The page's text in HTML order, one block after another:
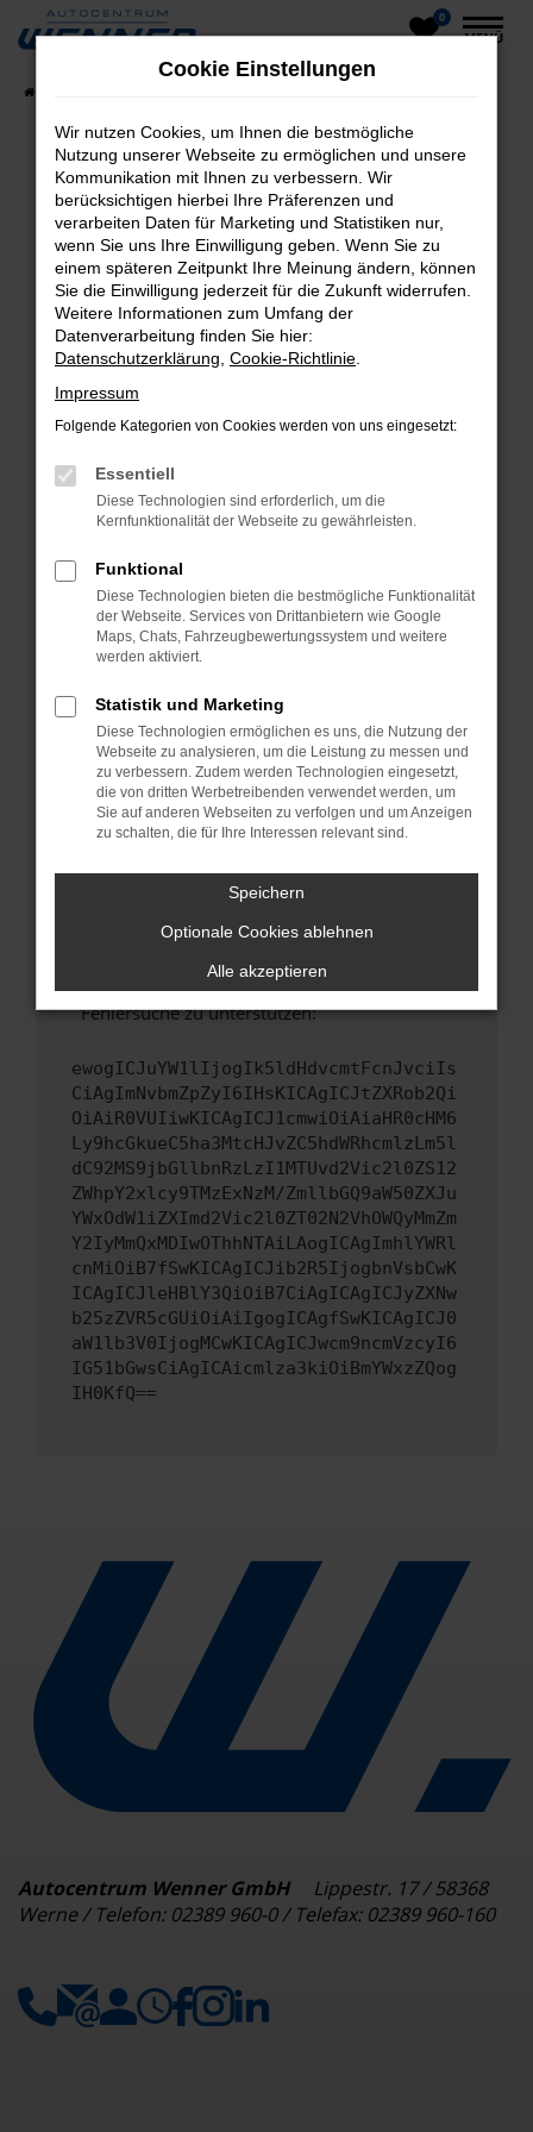
Zum
0
MENÜ
Fehler: Network Error
Beim Laden ist ein Fehler aufgetreten.
Hier sind ein paar Tipps, die dir helfen können:
Überprüfe deine Firewall und deine
Internetverbindung.
Laden andere Webseiten, zum Beispiel deine
Suchmaschine?
Prüfe deine Browsererweiterungen.
Manche Erweiterungen, wie Werbeblocker,
verhindern. Funktioniert die Seite in einem
Fenster?
Starte dein Gerät neu.
Das kann manchmal helfen, vorübergehende
Probleme zu beheben.
Betriebssystem auf dem neuesten Stand
sind.
Veraltete Software birgt nicht nur ein
Sicherheitsrisiko, sondern kann auch dazu
führen, dass bestimmte Funktionen nicht mehr
unterstützt werden.
Wende dich an den Webseitenbetreiber.
Wenn du alle oben genannten Schritte versucht
hast, kontaktiere uns bitte. Wir werden
versuchen, das Problem zu beheben. Du kannst
uns diesen Text schicken, um uns bei der
Fehlersuche zu unterstützen:
ewogICJuYW1lIjogIk5ldHdvcmtFcnJvciIs
CiAgImNvbmZpZyI6IHsKICAgICJtZXRob2Qi
OiAiR0VUIiwKICAgICJ1cmwiOiAiaHR0cHM6
Ly9hcGkueC5ha3MtcHJvZC5hdWRhcmlzLm5l
dC92MS9jbGllbnRzLzI1MTUvd2Vic2l0ZS12
ZWhpY2xlcy9TMzExNzM/ZmllbGQ9aW50ZXJu
YWxOdW1iZXImd2Vic2l0ZT02N2VhOWQyMmZm
Y2IyMmQxMDIwOThhNTAiLAogICAgImhlYWRl
cnMiOiB7fSwKICAgICJib2R5IjogbnVsbCwK
ICAgICJleHBlY3QiOiB7CiAgICAgICJyZXNw
b25zZVR5cGUiOiAiIgogICAgfSwKICAgICJ0
aW1lb3V0IjogMCwKICAgICJwcm9ncmVzcyI6
IG51bGwsCiAgICAicmlza3kiOiBmYWxzZQog
IH0KfQ==
Autocentrum Wenner GmbH
Lippestr. 17 / 58368
Werne / Telefon: 02389 960-0 / Telefax: 02389 960-160
Cookie Einstellungen
Wir nutzen Cookies, um Ihnen die bestmögliche
Nutzung unserer Webseite zu ermöglichen und unsere
Kommunikation mit Ihnen zu verbessern. Wir
berücksichtigen hierbei Ihre Präferenzen und
verarbeiten Daten für Marketing und Statistiken nur,
wenn Sie uns Ihre Einwilligung geben. Wenn Sie zu
einem späteren Zeitpunkt Ihre Meinung ändern, können
Sie die Einwilligung jederzeit für die Zukunft widerrufen.
Weitere Informationen zum Umfang der
Datenverarbeitung finden Sie hier:
Datenschutzerklärung Cookie-Richtlinie
Impressum
Folgende Kategorien von Cookies werden von uns eingesetzt:
Essentiell
Diese Technologien sind erforderlich, um die
Kernfunktionalität der Webseite zu gewährleisten.
Funktional
Diese Technologien bieten die bestmögliche Funktionalität
der Webseite. Services von Drittanbietern wie Google
Maps, Chats, Fahrzeugbewertungssystem und weitere
werden aktiviert.
Statistik und Marketing
Diese Technologien ermöglichen es uns, die Nutzung der
Webseite zu analysieren, um die Leistung zu messen und
zu verbessern. Zudem werden Technologien eingesetzt,
die von dritten Werbetreibenden verwendet werden, um
Sie auf anderen Webseiten zu verfolgen und um Anzeigen
zu schalten, die für Ihre Interessen relevant sind.
Speichern
Optionale Cookies ablehnen
Alle akzeptieren